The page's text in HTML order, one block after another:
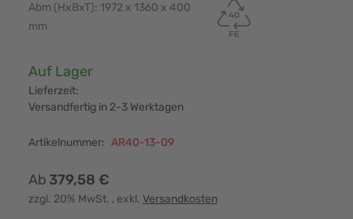
Abm (HxBxT): 1972 x 1360 x 400
mm
Verfügbarkeit:
Auf Lager
Lieferzeit:
Versandfertig in 2-3 Werktagen
Artikelnummer: AR40-13-09
Ab 379,58 €
zzgl. 20% MwSt. , exkl. Versandkosten